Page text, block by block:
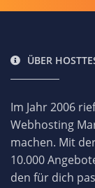
ÜBER
Im Jahr 2006
Webhosting
machen. Mit
10.000
den für dich